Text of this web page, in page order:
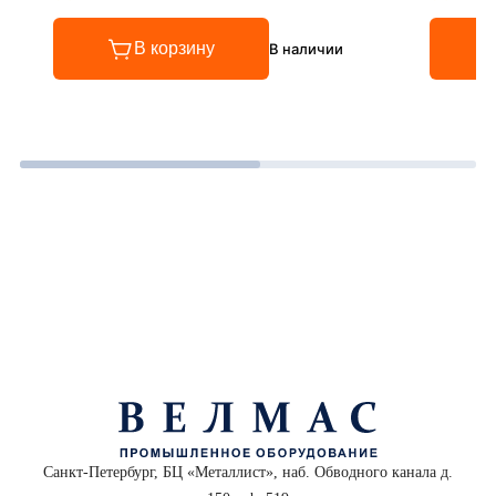
В корзину В наличии
Санкт-Петербург, БЦ «Металлист», наб. Обводного канала д.